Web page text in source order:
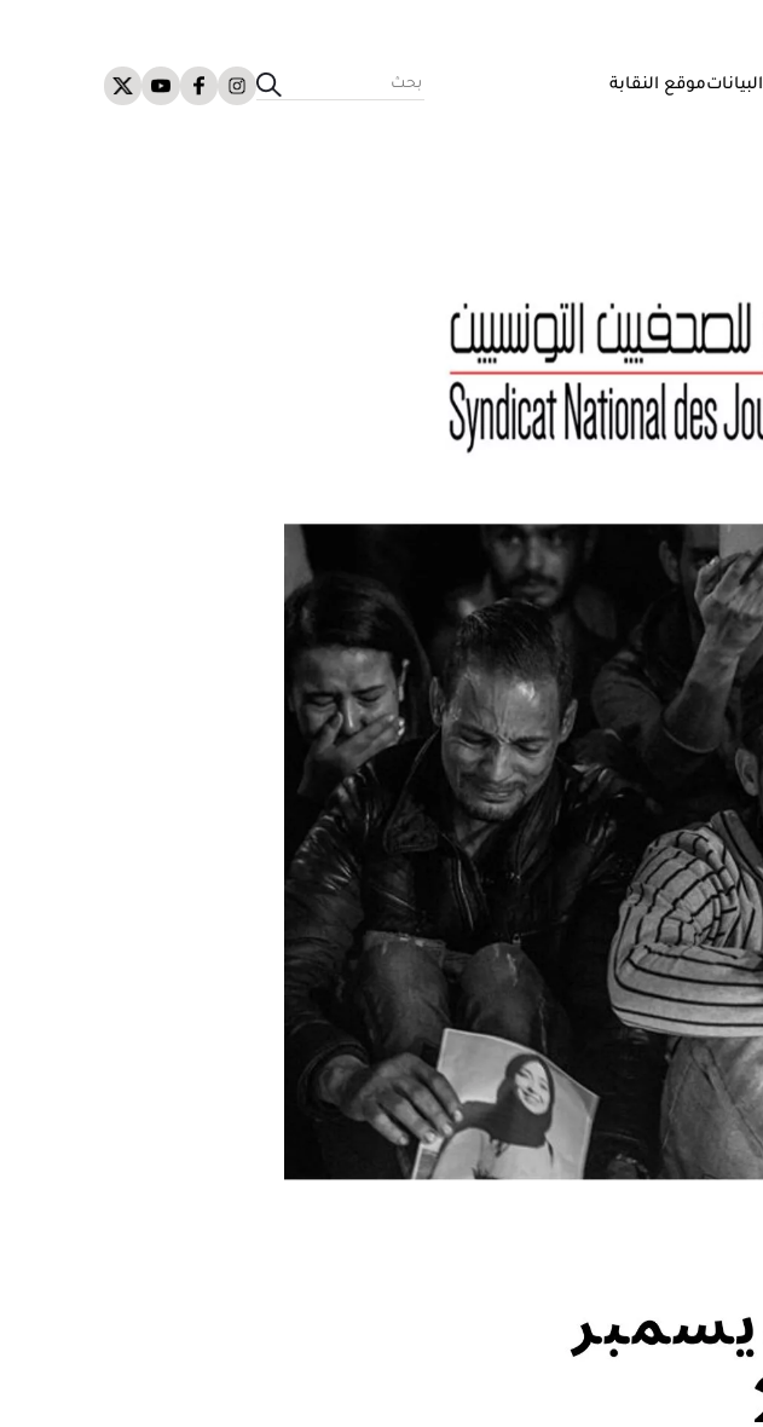
البياناتموقع النقابة